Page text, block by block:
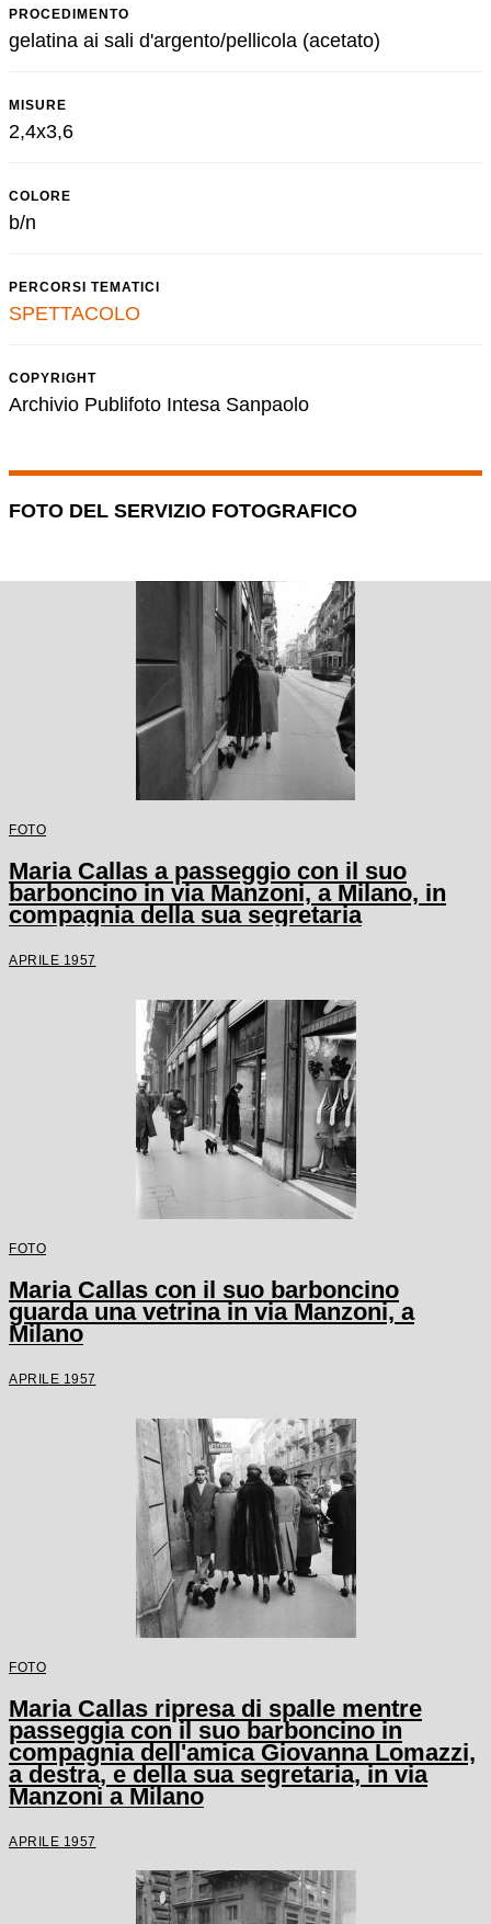
PROCEDIMENTO
gelatina ai sali d'argento/pellicola (acetato)
MISURE
2,4x3,6
COLORE
b/n
PERCORSI TEMATICI
SPETTACOLO
COPYRIGHT
Archivio Publifoto Intesa Sanpaolo
FOTO DEL SERVIZIO FOTOGRAFICO
FOTO
Maria Callas a passeggio con il suo
barboncino in via Manzoni, a Milano, in
compagnia della sua segretaria
APRILE 1957
FOTO
Maria Callas con il suo barboncino
guarda una vetrina in via Manzoni, a
Milano
APRILE 1957
FOTO
Maria Callas ripresa di spalle mentre
passeggia con il suo barboncino in
compagnia dell'amica Giovanna Lomazzi,
a destra, e della sua segretaria, in via
Manzoni a Milano
APRILE 1957